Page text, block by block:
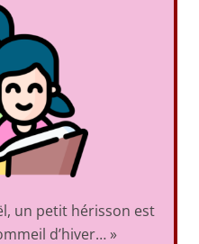
un petit hérisson est
d’hiver… »